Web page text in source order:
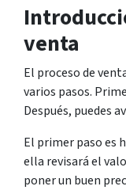
venta
El proceso de
varios pasos.
Después, puedes
El primer paso es
ella revisará el
poner un buen